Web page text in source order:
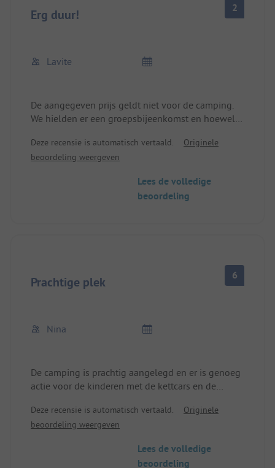
Erg duur! 2
Lavite
De aangegeven prijs geldt niet voor de camping.
We hielden er een groepsbijeenkomst en hoewel
/nacht per voertuig betalen (elk bezet door één
persoon). Dus 60 euro per plaats /nacht, plus 3,50
per minuut, plus elektriciteit.
Deze recensie is automatisch vertaald.
Originele
beoordeling weergeven
Lees de volledige
beoordeling
Prachtige plek 6
Nina
De camping is prachtig aangelegd en er is genoeg
actie voor de kinderen met de kettcars en de
heel hondvriendelijk op de camping, maar op het
strand van Alberssee mochten ze niet komen. Dat
wilden, maar je de hond niet alleen in de caravan
Deze recensie is automatisch vertaald.
Originele
beoordeling weergeven
Lees de volledige
beoordeling